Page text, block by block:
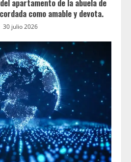
apartamento de la abuela de
como amable y devota.
30 julio 2026